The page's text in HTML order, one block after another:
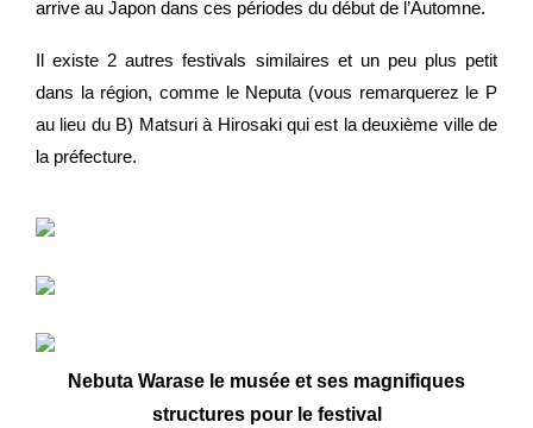
arrive au Japon dans ces périodes du début de l’Automne.
Il existe 2 autres festivals similaires et un peu plus petit
dans la région, comme le Neputa (vous remarquerez le P
au lieu du B) Matsuri à Hirosaki qui est la deuxième ville de
la préfecture.
Nebuta Warase le musée et ses magnifiques
structures pour le festival